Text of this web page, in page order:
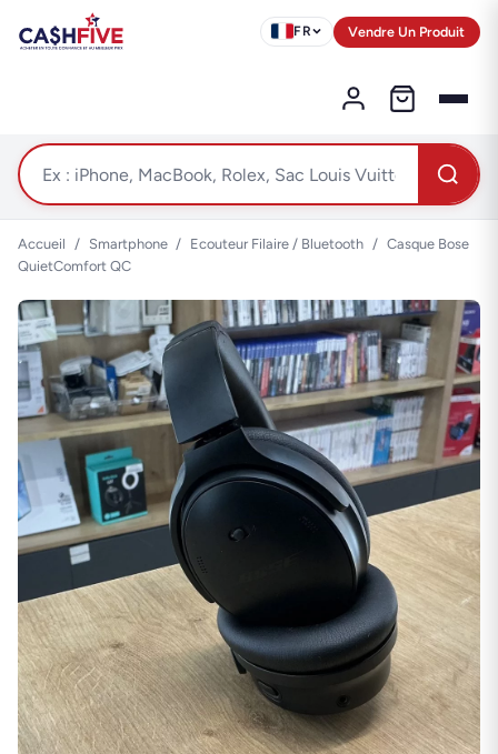
FR Vendre Un Produit
Accueil / Smartphone / Ecouteur Filaire / Bluetooth / Casque Bose
QuietComfort QC